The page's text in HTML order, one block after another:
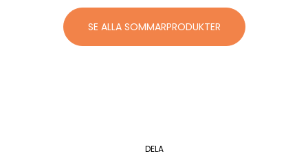
SE ALLA SOMMARPRODUKTER
DELA